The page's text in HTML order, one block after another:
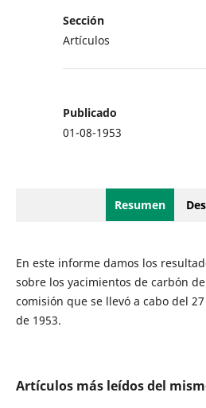
Sección
Artículos
Publicado
01-08-1953
Resumen
En este informe damos los
sobre los yacimientos de carbón
comisión que se llevó a cabo del
de 1953.
Artículos más leídos del